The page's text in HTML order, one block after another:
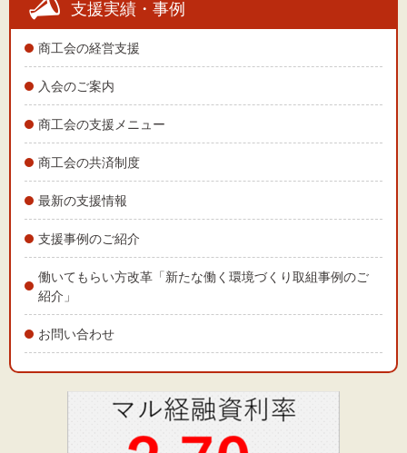
支援実績・事例
商工会の経営支援
入会のご案内
商工会の支援メニュー
商工会の共済制度
最新の支援情報
支援事例のご紹介
働いてもらい方改革「新たな働く環境づくり取組事例のご
紹介」
お問い合わせ